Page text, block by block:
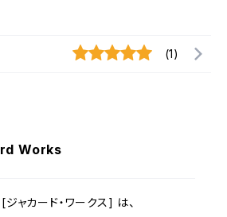
(1)
Works
カード・ワークス] は、